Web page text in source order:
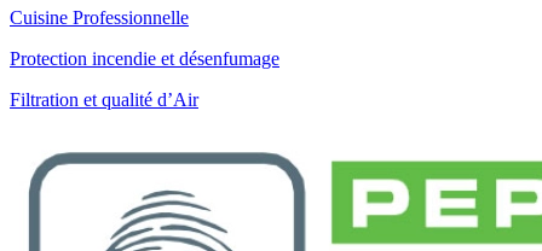
Cuisine Professionnelle
Protection incendie et désenfumage
Filtration et qualité d’Air